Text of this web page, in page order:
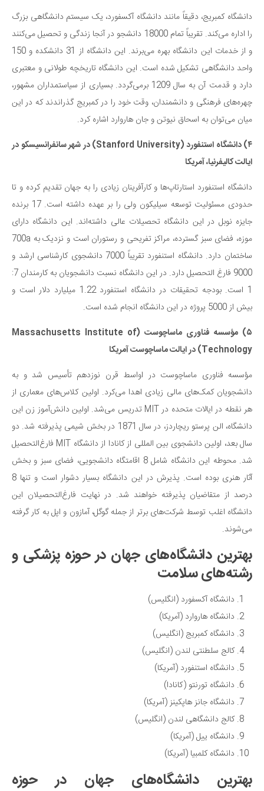
دانشگاه کمبریج، دقیقاً مانند دانشگاه آکسفورد، یک سیستم دانشگاهی بزرگ
را اداره می‌کند. تقریباً تمام 18000 دانشجو در آنجا زندگی و تحصیل می‌کنند
و از خدمات این دانشگاه بهره می‌برند. این دانشگاه از 31 دانشکده و 150
واحد دانشگاهی تشکیل شده است. این دانشگاه تاریخچه طولانی و معتبری
دارد و قدمت آن به سال 1209 برمی‌گردد. بسیاری از سیاستمداران مشهور،
چهره‌های فرهنگی و دانشمندان، وقت خود را در کمبریج گذراندند که در این
میان می‌توان به اسحاق نیوتن و جان هاروارد اشاره کرد.
۴) دانشگاه استنفورد (Stanford University) در شهر سانفرانسیسکو در
ایالت کالیفرنیا، آمریکا
دانشگاه استنفورد استارتاپ‌ها و کارآفرینان زیادی را به جهان تقدیم کرده و تا
حدودی مسئولیت توسعه سیلیکون ولی را بر عهده داشته است. 17 برنده
جایزه نوبل در این دانشگاه تحصیلات عالی داشته‌اند. این دانشگاه دارای
موزه، فضای سبز گسترده، مراکز تفریحی و رستوران است و نزدیک به 700a
ساختمان دارد. دانشگاه استنفورد تقریباً 7000 دانشجوی کارشناسی ارشد و
9000 فارغ التحصیل دارد. در این دانشگاه نسبت دانشجویان به کارمندان 7:
1 است. بودجه تحقیقات در دانشگاه استنفورد 1.22 میلیارد دلار است و
بیش از 5000 پروژه در این دانشگاه انجام شده است.
۵) مؤسسه فناوری ماساچوست (Massachusetts Institute of
Technology) در ایالت ماساچوست آمریکا
مؤسسه فناوری ماساچوست در اواسط قرن نوزدهم تأسیس شد و به
دانشجویان کمک‌های مالی زیادی اهدا می‌کرد. اولین کلاس‌های معماری از
هر نقطه در ایالات متحده در MIT تدریس می‌شد. اولین دانش‌آموز زن این
دانشگاه، الن پرستو ریچاردز، در سال 1871 در بخش شیمی پذیرفته شد. دو
سال بعد، اولین دانشجوی بین المللی از کانادا از دانشگاه MIT فارغ‌التحصیل
شد. محوطه این دانشگاه شامل 8 اقامتگاه دانشجویی، فضای سبز و بخش
آثار هنری بوده است. پذیرش در این دانشگاه بسیار دشوار است و تنها 8
درصد از متقاضیان پذیرفته خواهند شد. در نهایت فارغ‌التحصیلان این
دانشگاه اغلب توسط شرکت‌های برتر از جمله گوگل‌، آمازون و اپل به کار گرفته
می‌شوند.
بهترین دانشگاه‌های جهان در حوزه پزشکی و
رشته‌های سلامت
دانشگاه آکسفورد (انگلیس)
دانشگاه هاروارد (آمریکا)
دانشگاه کمبریج (انگلیس)
کالج سلطنتی لندن (انگلیس)
دانشگاه استنفورد (آمریکا)
دانشگاه تورنتو (کانادا)
دانشگاه جانز هاپکینز (آمریکا)
کالج دانشگاهی لندن (انگلیس)
دانشگاه ییل (آمریکا)
دانشگاه کلمبیا (آمریکا)
بهترین دانشگاه‌های جهان در حوزه